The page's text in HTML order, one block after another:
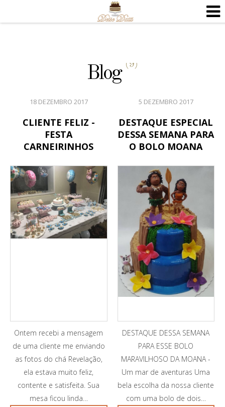
Blog (9)
18 DEZEMBRO 2017
CLIENTE FELIZ -
FESTA
CARNEIRINHOS
Ontem recebi a mensagem
de uma cliente me enviando
as fotos do chá Revelação,
ela estava muito feliz,
contente e satisfeita. Sua
mesa ficou linda…
5 DEZEMBRO 2017
DESTAQUE ESPECIAL
DESSA SEMANA PARA
O BOLO MOANA
DESTAQUE DESSA SEMANA
PARA ESSE BOLO
MARAVILHOSO DA MOANA -
Um mar de aventuras Uma
bela escolha da nossa cliente
com uma bolo de dois…